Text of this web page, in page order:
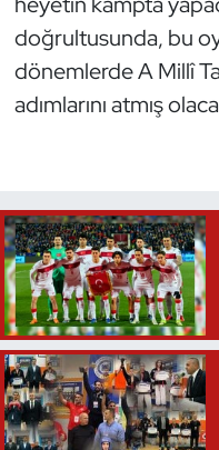
doğrultusunda, bu
dönemlerde A Millî
adımlarını atmış
Triatlon
Voleybol
Wushu Kungfu
Yelken
Yüzme